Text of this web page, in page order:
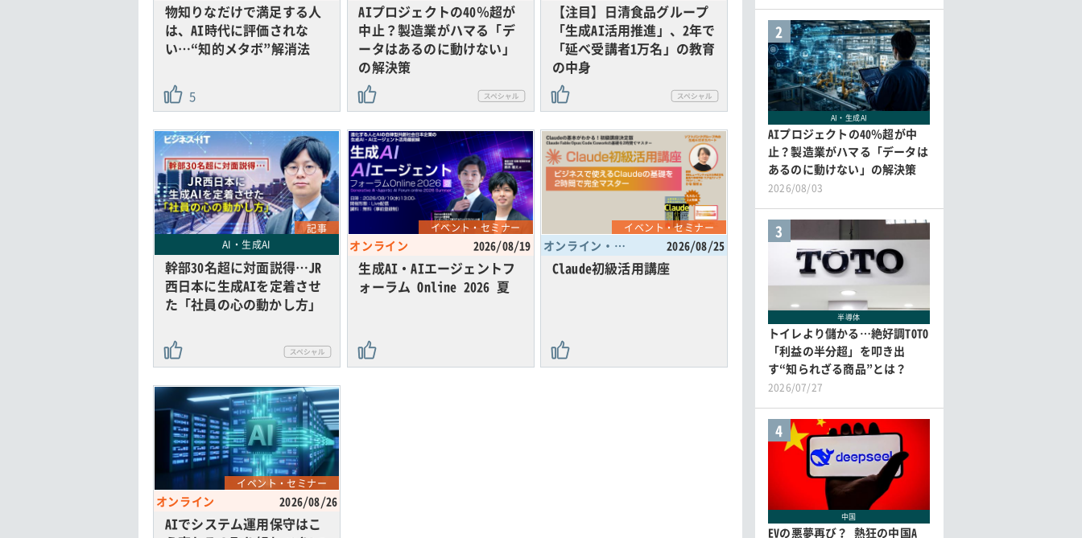
物知りなだけで満足する人
は、AI時代に評価されな
い…“知的メタボ”解消法
5
AIプロジェクトの40％超が
中止？製造業がハマる「デ
ータはあるのに動けない」
の解決策
【注目】日清食品グループ
「生成AI活用推進」、2年で
「延べ受講者1万名」の教育
の中身
記事
AI・生成AI
幹部30名超に対面説得…JR
西日本に生成AIを定着させ
た「社員の心の動かし方」
イベント・セミナー
オンライン 2026/08/19
生成AI・AIエージェントフ
ォーラム Online 2026 夏
イベント・セミナー
オンライン・東京都 2026/08/25
Claude初級活用講座
イベント・セミナー
オンライン 2026/08/26
AIでシステム運用保守はこ
2
AI・生成AI
AIプロジェクトの40％超が中
止？製造業がハマる「データは
あるのに動けない」の解決策
2026/08/03
3
半導体
トイレより儲かる…絶好調TOTO
「利益の半分超」を叩き出
す“知られざる商品”とは？
2026/07/27
4
中国
EVの悪夢再び？ 熱狂の中国A